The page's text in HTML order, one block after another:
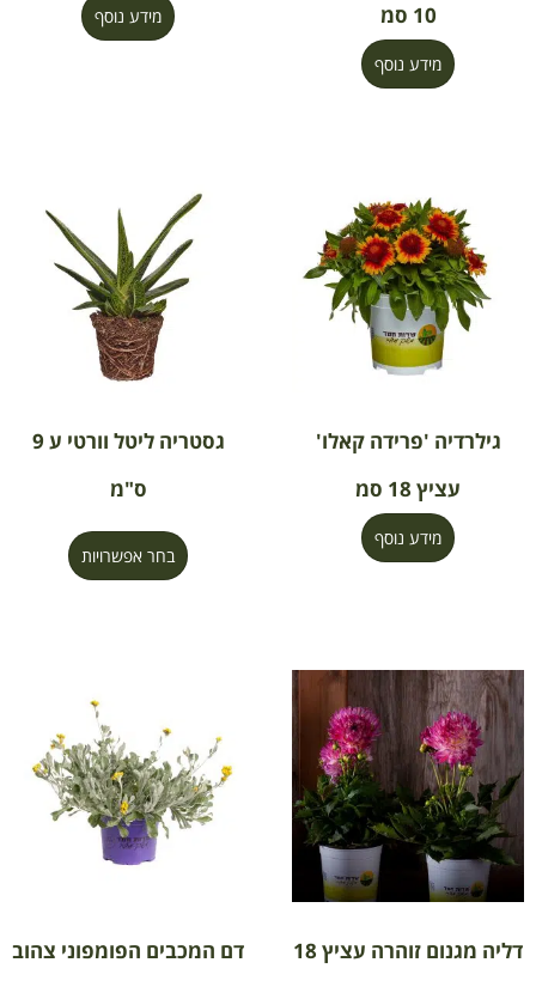
10 סמ
מידע נוסף
מידע נוסף
גילרדיה 'פרידה קאלו'
עציץ 18 סמ
מידע נוסף
גסטריה ליטל וורטי ע 9
ס"מ
בחר אפשרויות
דליה מגנום זוהרה עציץ 18
דם המכבים הפומפוני צהוב